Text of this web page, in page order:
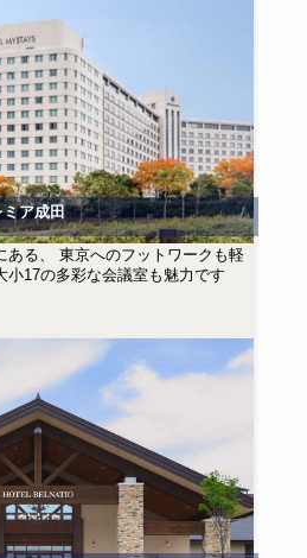
ア成田
ある、 東京へのフットワークも軽
小17の多彩な会議室も魅力です